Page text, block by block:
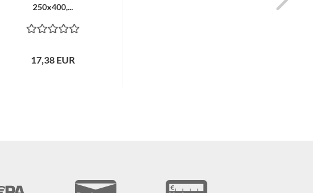
250x400,...
17,38 EUR